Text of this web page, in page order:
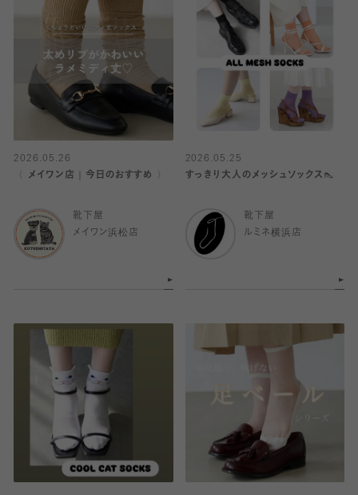
2026.05.26
〈 メイワン店｜今日のおすすめ 〉
靴下屋
メイワン浜松店
2026.05.25
すっきり大人のメッシュソックス👠
靴下屋
ルミネ横浜店